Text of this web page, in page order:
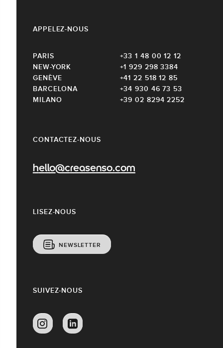
CONTACTEZ-NOUS
hello@creasenso.com
LISEZ-NOUS
NEWSLETTER
APPELEZ-NOUS
PARIS
+33 1 48 00 12 12
NEW-YORK
+1 929 298 3384
GENÈVE
+41 22 518 12 85
BARCELONA
+34 930 46 73 53
MILANO
+39 02 8294 2252
SUIVEZ-NOUS